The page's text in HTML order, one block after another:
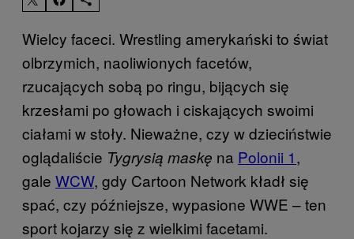
Wielcy faceci. Wrestling amerykański to świat
olbrzymich, naoliwionych facetów,
rzucających sobą po ringu, bijących się
krzesłami po głowach i ciskających swoimi
ciałami w stoły. Nieważne, czy w dzieciństwie
oglądaliście Tygrysią maskę na Polonii 1,
gale WCW, gdy Cartoon Network kładł się
spać, czy późniejsze, wypasione WWE – ten
sport kojarzy się z wielkimi facetami.